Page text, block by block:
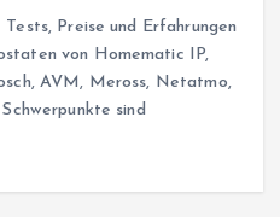
Preise und Erfahrungen
von Homematic IP,
AVM, Meross, Netatmo,
sind